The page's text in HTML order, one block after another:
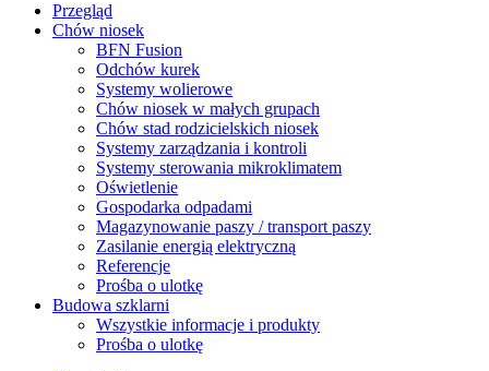
Przegląd
Chów niosek
BFN Fusion
Odchów kurek
Systemy wolierowe
Chów niosek w małych grupach
Chów stad rodzicielskich niosek
Systemy zarządzania i kontroli
Systemy sterowania mikroklimatem
Oświetlenie
Gospodarka odpadami
Magazynowanie paszy / transport paszy
Zasilanie energią elektryczną
Referencje
Prośba o ulotkę
Budowa szklarni
Wszystkie informacje i produkty
Prośba o ulotkę